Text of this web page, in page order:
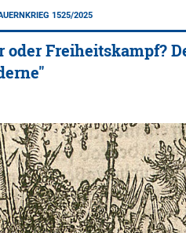
1525/2025
Freiheitskampf?